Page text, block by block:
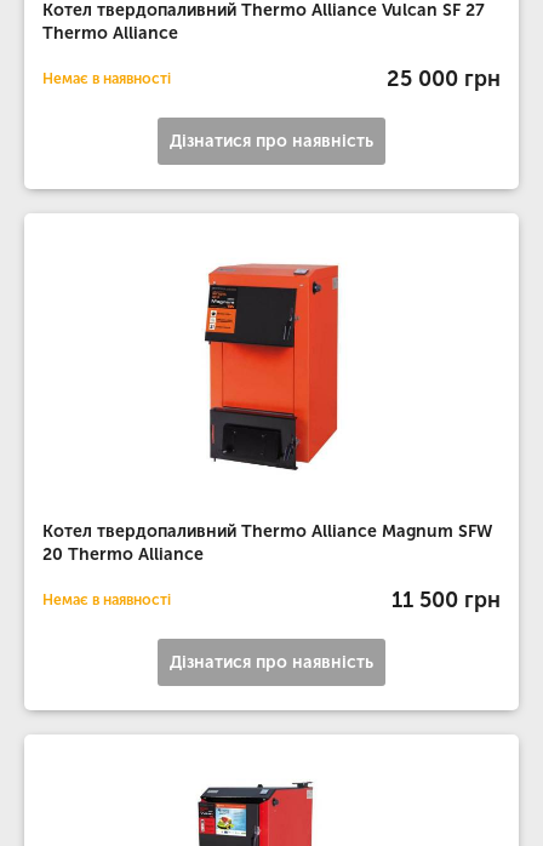
Котел твердопаливний Thermo Alliance Vulcan SF 27
Thermo Alliance
Немає в наявності 25 000 грн
Дізнатися про наявність
Котел твердопаливний Thermo Alliance Magnum SFW
20 Thermo Alliance
Немає в наявності 11 500 грн
Дізнатися про наявність